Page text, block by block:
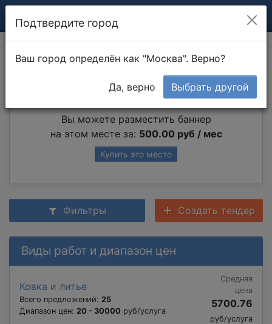
Работа с металлом
Вы можете разместить баннер
на этом месте за: 500.00 руб / мес
Купить это место
Фильтры Создать тендер
Виды работ и диапазон цен
Ковка и литье
Всего предложений: 25
Диапазон цен: 20 - 30000 руб/услуга
Средняя
цена
5700.76
руб/услуга
Подтвердите город
Ваш город определён как "Москва". Верно?
Да, верно Выбрать другой